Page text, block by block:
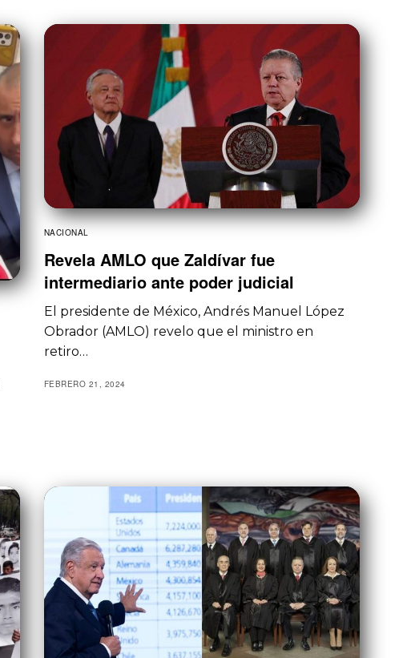
NACIONAL
Revela AMLO que Zaldívar fue
intermediario ante poder judicial
El presidente de México, Andrés Manuel López
Obrador (AMLO) revelo que el ministro en
retiro…
FEBRERO 21, 2024